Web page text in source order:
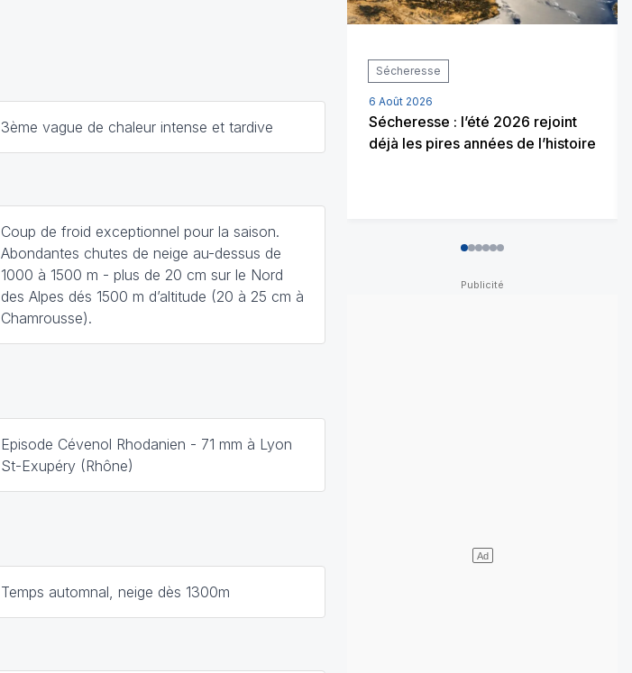
3ème vague de chaleur intense et tardive
Coup de froid exceptionnel pour la saison.
Abondantes chutes de neige au-dessus de
1000 à 1500 m - plus de 20 cm sur le Nord
des Alpes dés 1500 m d’altitude (20 à 25 cm à
Chamrousse).
Episode Cévenol Rhodanien - 71 mm à Lyon
St-Exupéry (Rhône)
Temps automnal, neige dès 1300m
Sécheresse
6 Août 2026
Sécheresse : l’été 2026 rejoint
déjà les pires années de l’histoire
012345